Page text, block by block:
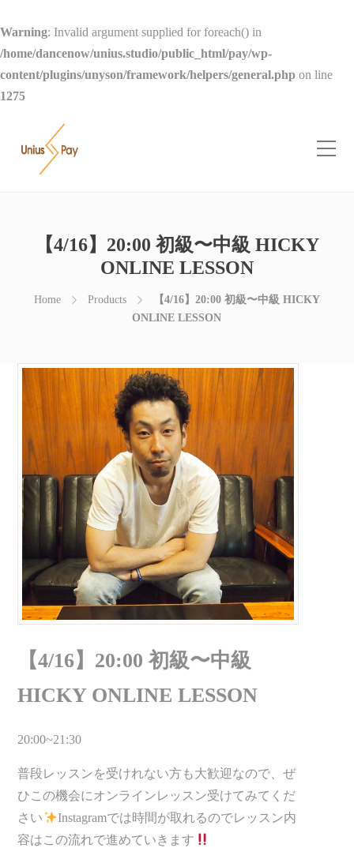
Warning: Invalid argument supplied for foreach() in
/home/dancenow/unius.studio/public_html/pay/wp-
content/plugins/unyson/framework/helpers/general.php on line
1275
【4/16】20:00 初級〜中級 HICKY
ONLINE LESSON
Home Products
【4/16】20:00 初級〜中級 HICKY
ONLINE LESSON
【4/16】20:00 初級〜中級
HICKY ONLINE LESSON
20:00~21:30
普段レッスンを受けれない方も大歓迎なので、ぜ
ひこの機会にオンラインレッスン受けてみてくだ
さい
Instagramでは時間が取れるのでレッスン内
容はこの流れで進めていきます